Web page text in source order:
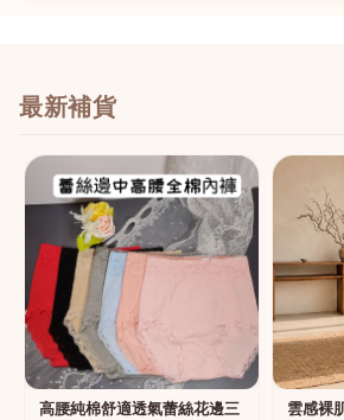
最新補貨
高腰純棉舒適透氣蕾絲花邊三
雲感裸